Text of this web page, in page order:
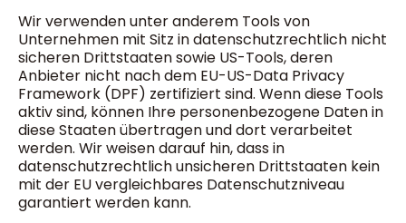
Wir verwenden unter anderem Tools von
Unternehmen mit Sitz in datenschutzrechtlich nicht
sicheren Drittstaaten sowie US-Tools, deren
Anbieter nicht nach dem EU-US-Data Privacy
Framework (DPF) zertifiziert sind. Wenn diese Tools
aktiv sind, können Ihre personenbezogene Daten in
diese Staaten übertragen und dort verarbeitet
werden. Wir weisen darauf hin, dass in
datenschutzrechtlich unsicheren Drittstaaten kein
mit der EU vergleichbares Datenschutzniveau
garantiert werden kann.